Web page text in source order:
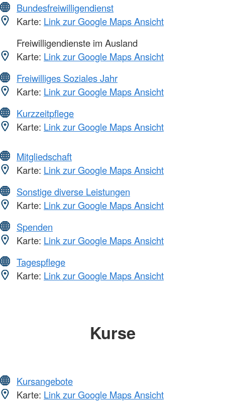
Bundesfreiwilligendienst
Karte: Link zur Google Maps Ansicht
Freiwilligendienste im Ausland
Karte: Link zur Google Maps Ansicht
Freiwilliges Soziales Jahr
Karte: Link zur Google Maps Ansicht
Kurzzeitpflege
Karte: Link zur Google Maps Ansicht
Mitgliedschaft
Karte: Link zur Google Maps Ansicht
Sonstige diverse Leistungen
Karte: Link zur Google Maps Ansicht
Spenden
Karte: Link zur Google Maps Ansicht
Tagespflege
Karte: Link zur Google Maps Ansicht
Kurse
Kursangebote
Karte: Link zur Google Maps Ansicht